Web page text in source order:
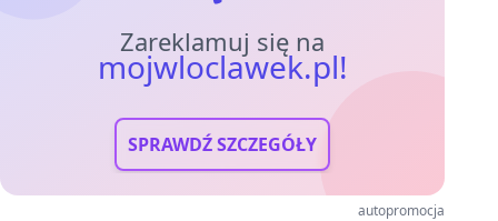
Zareklamuj się na
mojwloclawek.pl!
SPRAWDŹ SZCZEGÓŁY
autopromocja